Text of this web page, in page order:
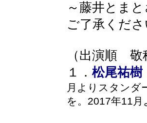
～藤井とま
ご了承くだ
（出演順 敬
１． 松尾祐樹
月よりスタンダ
を。2017年11